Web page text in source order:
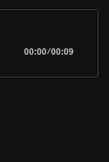
00:00/00:09